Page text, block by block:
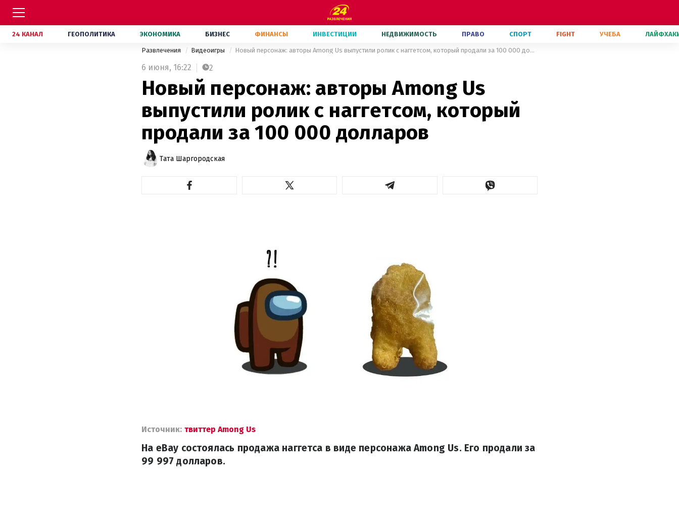
24 КАНАЛ ГЕОПОЛИТИКА ЭКОНОМИКА БИЗНЕС ФИНАНСЫ ИНВЕСТИЦИИ НЕДВИЖИМОСТЬ ПРАВО СПОРТ FIGHT УЧЕБА
Развлечения Видеоигры Новый персонаж: авторы Among Us выпустили ролик с наггетсом, который продали за 100 000 долларов
6 июня, 16:22 2
Новый персонаж: авторы Among Us
выпустили ролик с наггетсом, который
продали за 100 000 долларов
Тата Шаргородская
Источник: твиттер Among Us
На eBay состоялась продажа наггетса в виде персонажа Among Us. Его продали за
99 997 долларов.